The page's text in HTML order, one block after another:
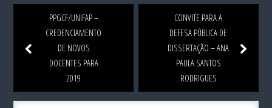
PPGCF/UNIFAP –
CREDENCIAMENTO
DE NOVOS
DOCENTES PARA
2019
CONVITE PARA A
DEFESA PÚBLICA DE
DISSERTAÇÃO – ANA
PAULA SANTOS
RODRIGUES